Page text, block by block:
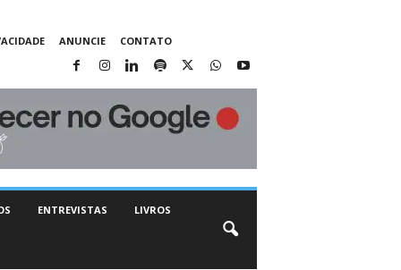
ANUNCIE CONTATO
ENTREVISTAS LIVROS